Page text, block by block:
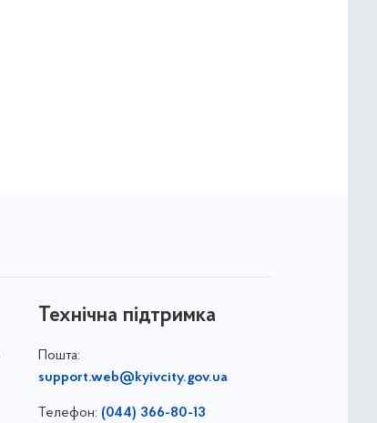
Технічна підтримка
Пошта:
support.web@kyivcity.gov.ua
Телефон: (044) 366-80-13